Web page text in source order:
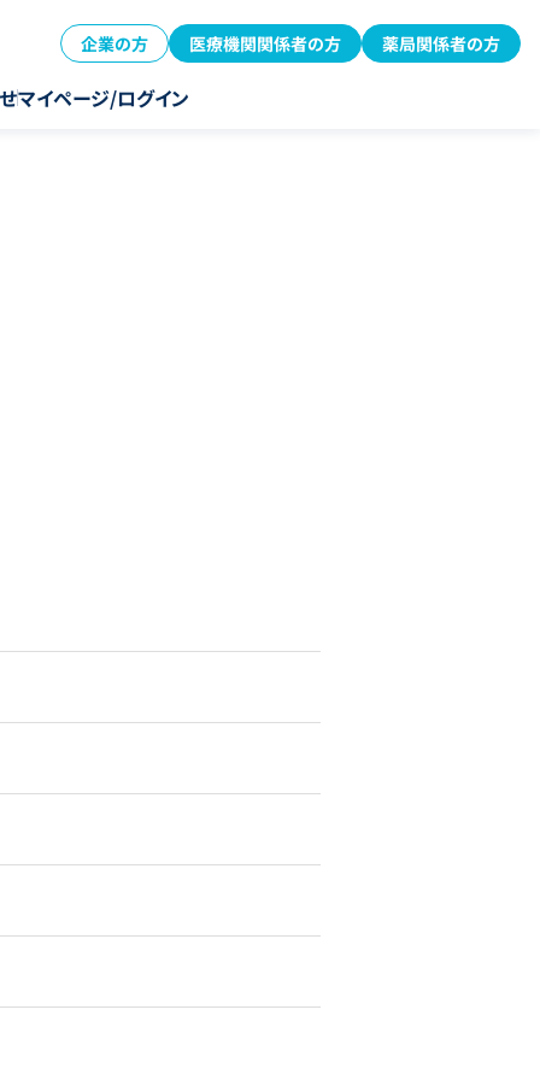
企業の方 医療機関関係者の方 薬局関係者の方
マイページ/ログイン